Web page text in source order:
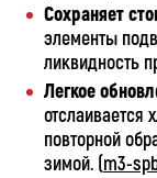
Сохраняет
элементы
ликвидность
Легкое
отслаивается
повторной
зимой. (m3-